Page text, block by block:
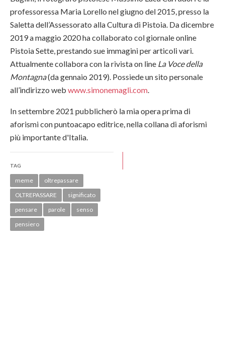
professoressa Maria Lorello nel giugno del 2015, presso la
Saletta dell’Assessorato alla Cultura di Pistoia. Dadicembre
2019 a maggio 2020 ha collaborato col giornale online
Pistoia Sette, prestando sue immagini per articoli vari.
Attualmente collabora con la rivista on line La Voce della
Montagna(da gennaio 2019). Possiede un sito personale
all’indirizzo web www.simonemagli.com
In settembre 2021 pubblicherò la mia opera prima di
aforismi con puntoacapo editrice, nella collana di aforismi
più importante d'Italia.
TAG
meme
oltrepassare
OLTREPASSARE
significato
pensare
parole
senso
pensiero